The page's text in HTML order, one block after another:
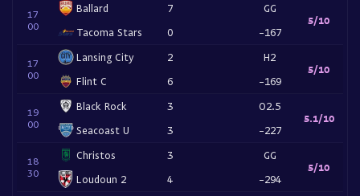
17
00
Ballard
Tacoma Stars
7
0
GG
-167
5/10
17
00
Lansing City
Flint C
2
6
H2
-169
5/10
19
00
Black Rock
Seacoast U
3
3
O2.5
-227
5.1/10
18
30
Christos
Loudoun 2
3
4
GG
-294
5/10